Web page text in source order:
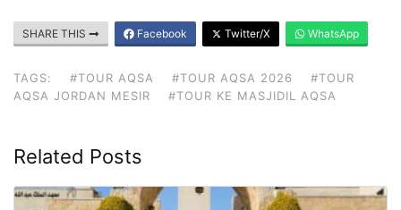
SHARE THIS Facebook Twitter/X WhatsApp
TAGS: #TOUR AQSA #TOUR AQSA 2026
#TOUR
AQSA JORDAN MESIR
#TOUR KE MASJIDIL AQSA
Related Posts